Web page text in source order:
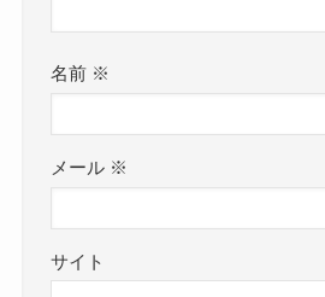
名前 ※
メール ※
サイト